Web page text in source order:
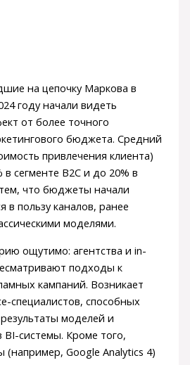
на цепочку Маркова в
году начали видеть
от более точного
бюджета. Средний
привлечения клиента)
в сегменте B2C и до 20% в
что бюджеты начали
в пользу каналов, ранее
моделями.
ощутимо: агентства и in-
подходы к
кампаний. Возникает
специалистов, способных
моделей и
BI-системы. Кроме того,
Google Analytics 4)